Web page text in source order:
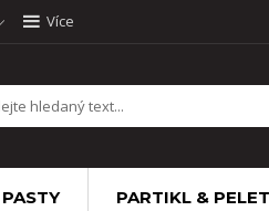
Více
PARTIKL &